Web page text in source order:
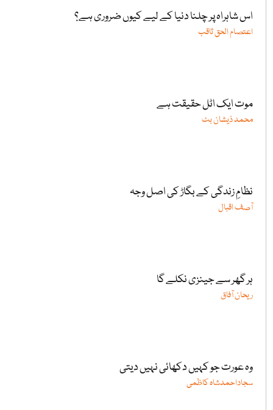
اس شاہراہ پر چلنا دنیا کے لیے کیوں ضروری ہے؟
اعتصام الحق ثاقب
موت ایک اٹل حقیقت ہے
محمد ذیشان بٹ
نظامِ زندگی کے بگاڑ کی اصل وجہ
آصف اقبال
ہر گھر سے جینزی نکلے گا
ریحان آفاق
وہ عورت جو کہیں دکھائی نہیں دیتی
سجاداحمدشاہ کاظمی